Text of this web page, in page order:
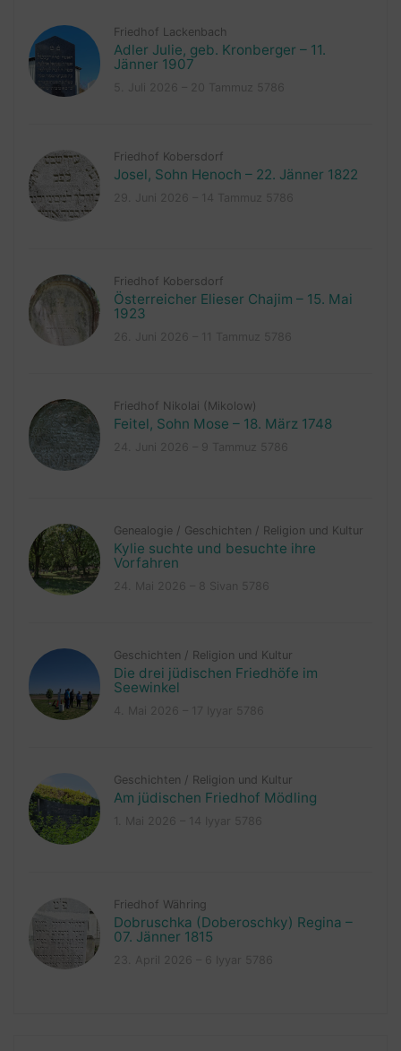
Friedhof Lackenbach
Adler Julie, geb. Kronberger – 11.
Jänner 1907
Friedhof Kobersdorf
Josel, Sohn Henoch – 22. Jänner 1822
Friedhof Kobersdorf
Österreicher Elieser Chajim – 15. Mai
1923
Friedhof Nikolai (Mikolow)
Feitel, Sohn Mose – 18. März 1748
Genealogie / Geschichten / Religion und Kultur
Kylie suchte und besuchte ihre
Vorfahren
Geschichten / Religion und Kultur
Die drei jüdischen Friedhöfe im
Seewinkel
Geschichten / Religion und Kultur
Am jüdischen Friedhof Mödling
Friedhof Währing
Dobruschka (Doberoschky) Regina –
07. Jänner 1815